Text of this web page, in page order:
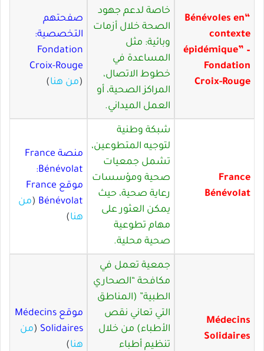
“Bénévoles en
contexte
épidémique” –
Fondation
Croix-Rouge
خاصة لدعم جهود
الصحة خلال أزمات
وبائية: مثل
المساعدة في
خطوط الاتصال،
المراكز الصحية، أو
العمل الميداني.
صفحتهم
التخصصية:
Fondation
Croix-Rouge
(من هنا)
France
Bénévolat
شبكة وطنية
لتوجيه المتطوعين،
تشمل جمعيات
صحية ومؤسسات
رعاية صحية، حيث
يمكن العثور على
مهام تطوعية
صحية محلية.
منصة France
Bénévolat:
موقع France
Bénévolat
(من
هنا)
Médecins
Solidaires
جمعية تعمل في
مكافحة “الصحاري
الطبية” (المناطق
التي تعاني نقص
الأطباء) من خلال
تنظيم أطباء
موقع Médecins
Solidaires
(من
هنا)